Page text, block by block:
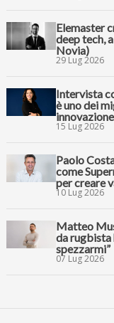
Elemaster
deep tech,
Novia)
29 Lug 2026
Intervista
è uno dei
15 Lug 2026
Paolo
come
per creare
10 Lug 2026
Matteo
da rugbista
spezzarmi”
07 Lug 2026